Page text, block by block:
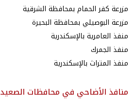
مزرعة كفر الحمام بمحافظة الشرقية
مزرعة البوصيلي بمحافظة البحيرة
منفذ العامرية بالإسكندرية
منفذ الجمرك
منفذ المتراث بالإسكندرية
منافذ الأضاحي في محافظات الصعيد